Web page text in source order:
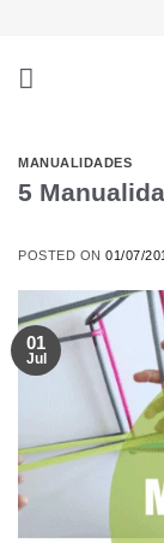
MANUALIDADES
5
POSTED ON01/07/
01
Jul